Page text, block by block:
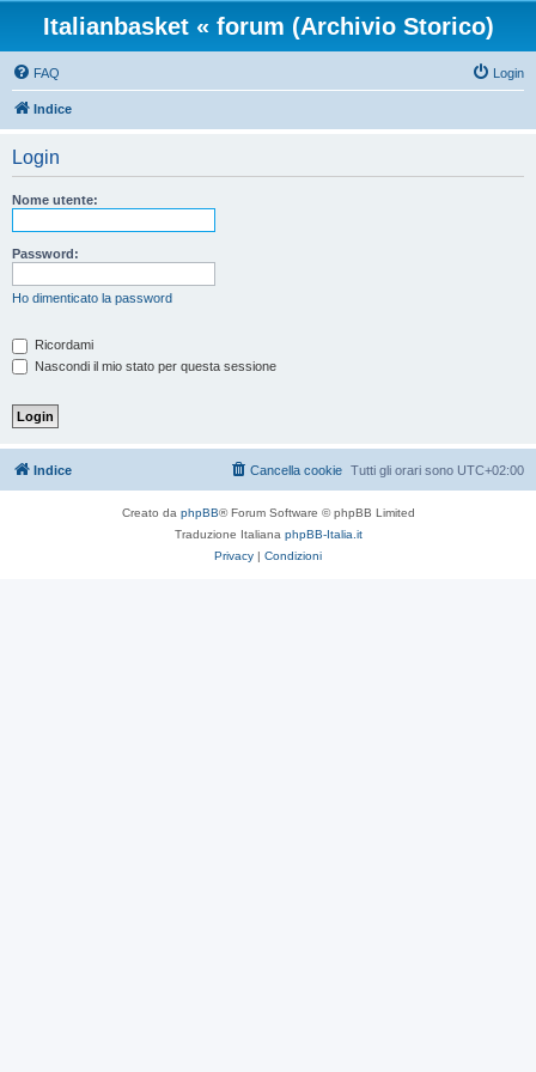
Italianbasket « forum (Archivio Storico)
FAQ Login
Indice
Login
Nome utente:
Password:
Ho dimenticato la password
Ricordami
Nascondi il mio stato per questa sessione
Indice Tutti gli orari sono UTC+02:00
Cancella cookie
Creato da phpBB® Forum Software © phpBB Limited
Traduzione Italiana phpBB-Italia.it
Privacy | Condizioni